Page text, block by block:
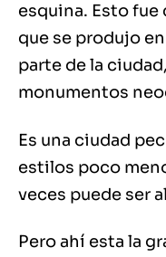
esquina. Esto
que se produjo
parte de la
monumentos
Es una ciudad
estilos poco
veces puede ser
Pero ahí esta la